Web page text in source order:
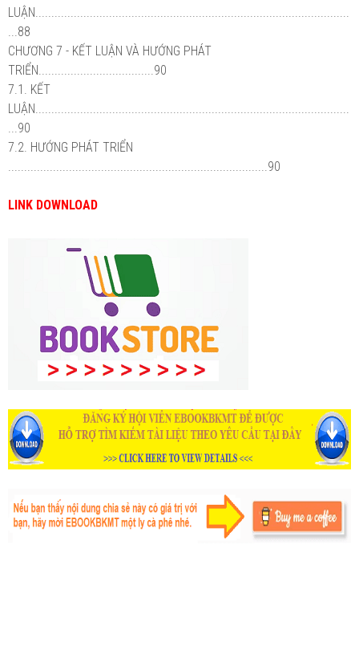
LUẬN..................................................................................................
...88
CHƯƠNG 7 - KẾT LUẬN VÀ HƯỚNG PHÁT
TRIỂN....................................90
7.1. KẾT
LUẬN..................................................................................................
...90
7.2. HƯỚNG PHÁT TRIỂN
.................................................................................90
LINK DOWNLOAD